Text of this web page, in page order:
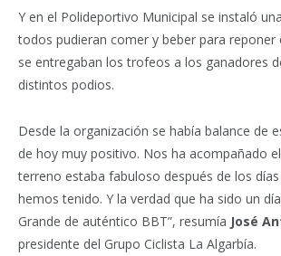
Y en el Polideportivo Municipal se instaló
todos pudieran comer y beber para reponer
se entregaban los trofeos a los ganadores
distintos podios.
Desde la organización se había balance de
de hoy muy positivo. Nos ha acompañado
terreno estaba fabuloso después de los
hemos tenido. Y la verdad que ha sido un
Grande de auténtico BBT”, resumía José
presidente del Grupo Ciclista La Algarbía.